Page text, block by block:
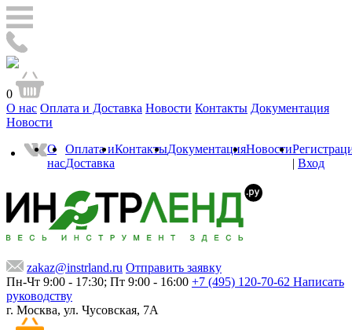
0
О нас Оплата и Доставка Новости Контакты Документация
Новости
О
нас
Оплата и
Доставка
КонтактыДокументацияНовости
| Вход
zakaz@instrland.ru Отправить заявку
Пн-Чт 9:00 - 17:30; Пт 9:00 - 16:00 +7 (495) 120-70-62 Написать
руководству
г. Москва, ул. Чусовская, 7А